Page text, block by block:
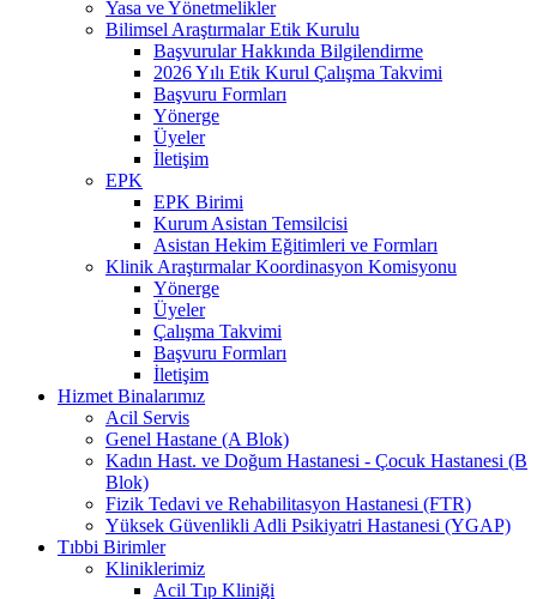
Yasa ve Yönetmelikler
Bilimsel Araştırmalar Etik Kurulu
Başvurular Hakkında Bilgilendirme
2026 Yılı Etik Kurul Çalışma Takvimi
Başvuru Formları
Yönerge
Üyeler
İletişim
EPK
EPK Birimi
Kurum Asistan Temsilcisi
Asistan Hekim Eğitimleri ve Formları
Klinik Araştırmalar Koordinasyon Komisyonu
Yönerge
Üyeler
Çalışma Takvimi
Başvuru Formları
İletişim
Hizmet Binalarımız
Acil Servis
Genel Hastane (A Blok)
Kadın Hast. ve Doğum Hastanesi - Çocuk Hastanesi (B
Blok)
Fizik Tedavi ve Rehabilitasyon Hastanesi (FTR)
Yüksek Güvenlikli Adli Psikiyatri Hastanesi (YGAP)
Tıbbi Birimler
Kliniklerimiz
Acil Tıp Kliniği